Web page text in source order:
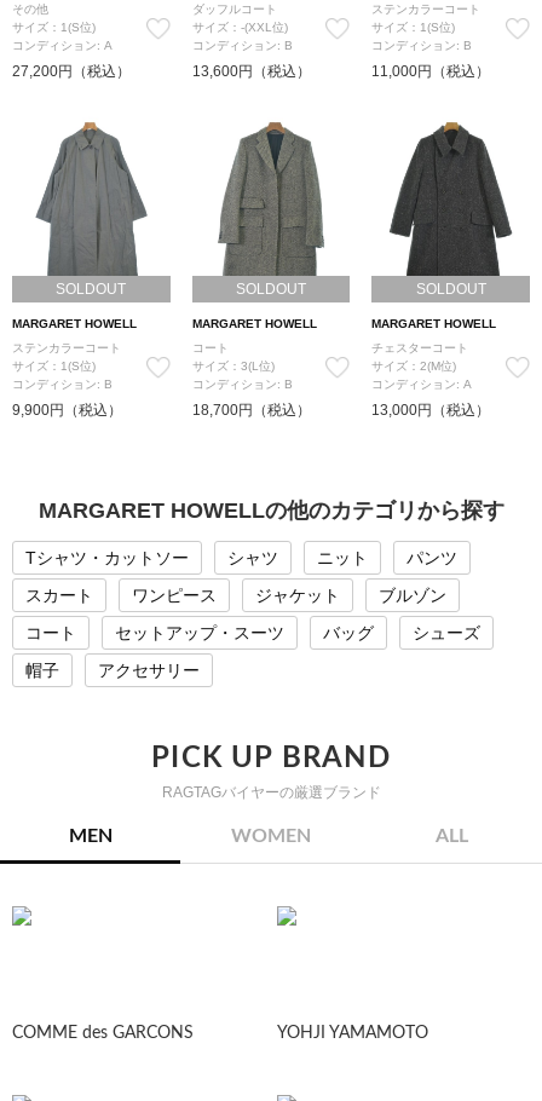
その他
サイズ：1(S位)
コンディション: A
27,200円（税込）
ダッフルコート
サイズ：-(XXL位)
コンディション: B
13,600円（税込）
ステンカラーコート
サイズ：1(S位)
コンディション: B
11,000円（税込）
SOLDOUT
MARGARET HOWELL
ステンカラーコート
サイズ：1(S位)
コンディション: B
9,900円（税込）
SOLDOUT
MARGARET HOWELL
コート
サイズ：3(L位)
コンディション: B
18,700円（税込）
SOLDOUT
MARGARET HOWELL
チェスターコート
サイズ：2(M位)
コンディション: A
13,000円（税込）
MARGARET HOWELLの他のカテゴリから探す
Tシャツ・カットソー シャツ ニット
パンツ
スカート
ワンピース ジャケット
ブルゾン
コート
セットアップ・スーツ バッグ
シューズ
帽子
アクセサリー
PICK UP BRAND
RAGTAGバイヤーの厳選ブランド
MEN WOMEN ALL
COMME des GARCONS YOHJI YAMAMOTO